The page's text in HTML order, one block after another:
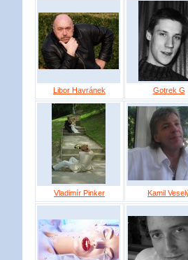
Libor Havránek Gotrek G
Vladimír Pinker Kamil